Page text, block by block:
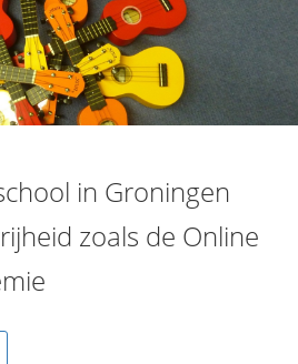
in Groningen
zoals de Online